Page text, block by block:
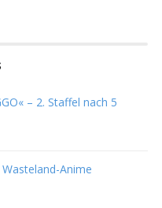
– 2. Staffel nach 5
Anime